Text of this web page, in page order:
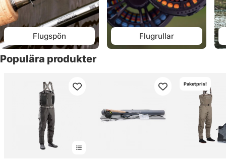
Flugspön Flugrullar
Populära produkter
Paketpris!